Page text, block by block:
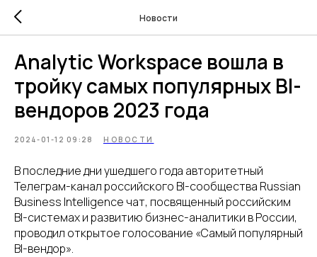
Новости
Analytic Workspace вошла в
тройку самых популярных BI-
вендоров 2023 года
2024-01-12 09:28 НОВОСТИ
В последние дни ушедшего года авторитетный
Телеграм-канал российского BI-сообщества Russian
Business Intelligence чат, посвященный российским
BI-системах и развитию бизнес-аналитики в России,
проводил открытое голосование «Самый популярный
BI-вендор».